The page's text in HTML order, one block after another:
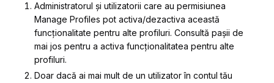
Administratorul și utilizatorii care au permisiunea
Manage Profiles pot activa/dezactiva această
funcționalitate pentru alte profiluri. Consultă pașii de
mai jos pentru a activa funcționalitatea pentru alte
profiluri.
Doar dacă ai mai mult de un utilizator în contul tău